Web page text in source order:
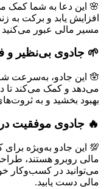
🌸 این دعا به شما کمک
افزایش یابد و برکت به
مسیر مالی عبور
🌱 جادوی بی‌نظیر و
🪬 این جادو، به‌سرعت
می‌دهد و کمک می‌کند تا
بهبود بخشید و به
🔥 جادوی موفقیت
💯 این جادو به‌ویژه
مالی روبرو هستند،
می‌توانید در کسب‌وکار
مالی دست یابید.